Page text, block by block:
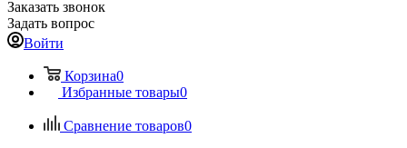
Заказать звонок
Задать вопрос
Войти
Корзина0
Избранные товары0
Сравнение товаров0